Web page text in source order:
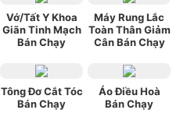
Vớ/Tất Y Khoa
Giãn Tinh Mạch
Bán Chạy
Máy Rung Lắc
Toàn Thân Giảm
Cân Bán Chạy
Tông Đơ Cắt Tóc
Bán Chạy
Áo Điều Hoà
Bán Chạy